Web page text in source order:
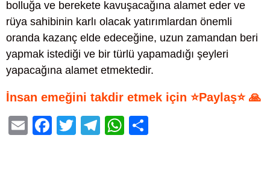
bolluğa ve berekete kavuşacağına alamet eder ve
rüya sahibinin karlı olacak yatırımlardan önemli
oranda kazanç elde edeceğine, uzun zamandan beri
yapmak istediği ve bir türlü yapamadığı şeyleri
yapacağına alamet etmektedir.
İnsan emeğini takdir etmek için ⭐Paylaş⭐ 🙏
E
F
T
T
W